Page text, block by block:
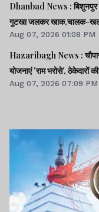
Dhanbad News : बिशुनपुर
गुटखा जलकर खाक,चालक-
Aug 07, 2026 01:08 PM
Hazaribagh News :
योजनाएं 'राम भरोसे', ठेकेदारों
Aug 07, 2026 07:09 PM